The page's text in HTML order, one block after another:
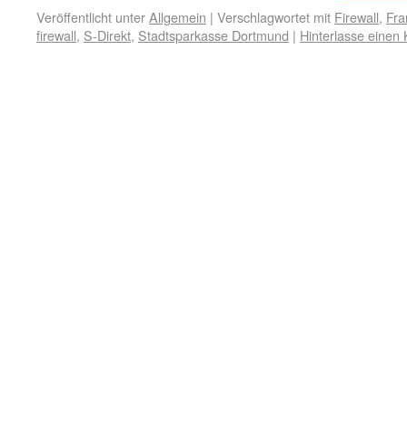
Veröffentlicht unterAllgemein | Verschlagwortet mit Firewall,
firewall, S-Direkt, Stadtsparkasse Dortmund | Hinterlasse einen